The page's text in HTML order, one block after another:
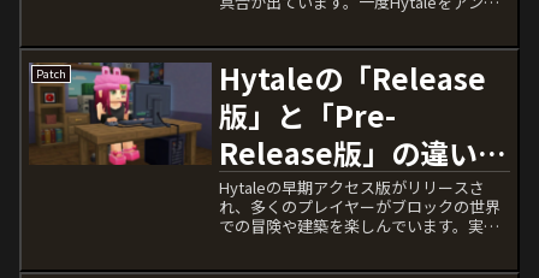
Patch
Hytaleの「Release
版」と「Pre-
Release版」の違いと
プレイ時の注意点
Hytaleの早期アクセス版がリリースさ
れ、多くのプレイヤーがブロックの世界
での冒険や建築を楽しんでいます。実は